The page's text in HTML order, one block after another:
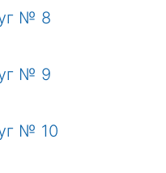
№ 8
№ 9
№ 10